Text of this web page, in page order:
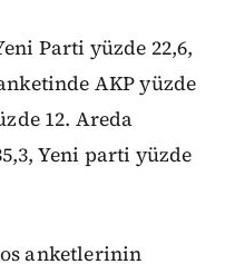
Parti yüzde 22,6,
AKP yüzde
12. Areda
Yeni parti yüzde
anketlerinin